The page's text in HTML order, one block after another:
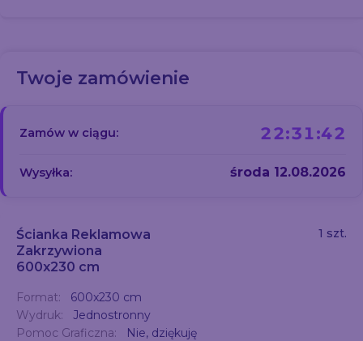
Twoje zamówienie
Zamów w ciągu: 22:31:42
Wysyłka: środa 12.08.2026
Ścianka Reklamowa
Zakrzywiona
600x230 cm
1 szt.
Format:
600x230 cm
Wydruk:
Jednostronny
Pomoc Graficzna:
Nie, dziękuję